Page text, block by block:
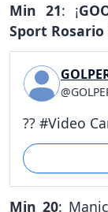
Min 21: ¡
Sport
?? #Video
Min 20: